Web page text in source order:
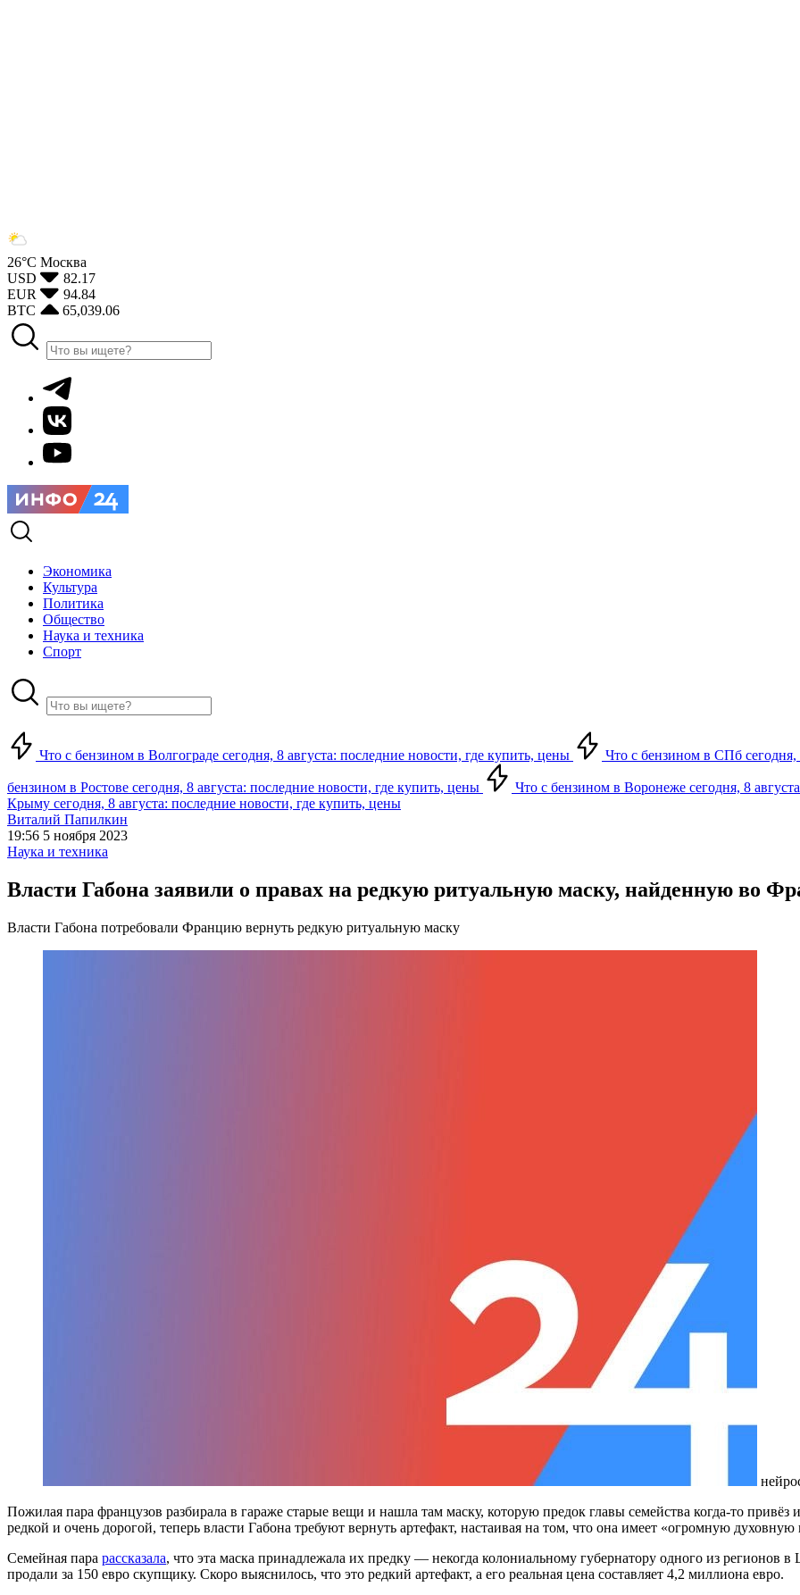
26°С Москва
USD
82.17
EUR
94.84
BTC
65,039.06
Экономика
Культура
Политика
Общество
Наука и техника
Спорт
Что с бензином в Волгограде сегодня, 8 августа: последние новости, где купить, цены Что с бензином в СПб сегодня,
бензином в Ростове сегодня, 8 августа: последние новости, где купить, цены Что с бензином в Воронеже сегодня, 8
Крыму сегодня, 8 августа: последние новости, где купить, цены
Виталий Папилкин
19:56 5 ноября 2023
Наука и техника
Власти Габона заявили о правах на редкую ритуальную маску, найденную во
Власти Габона потребовали Францию вернуть редкую ритуальную маску
Пожилая пара французов разбирала в гараже старые вещи и нашла там маску, которую предок главы семейства когда-то
редкой и очень дорогой, теперь власти Габона требуют вернуть артефакт, настаивая на том, что она имеет «огромную
Семейная пара рассказала, что эта маска принадлежала их предку — некогда колониальному губернатору одного из регионов
продали за 150 евро скупщику. Скоро выяснилось, что это редкий артефакт, а его реальная цена составляет 4,2 миллиона евро.